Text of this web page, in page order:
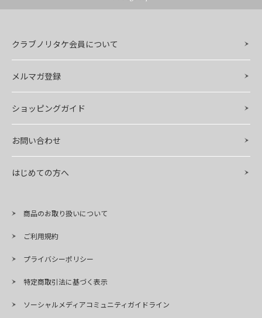
クラブノリタケ会員について
メルマガ登録
ショッピングガイド
お問い合わせ
はじめての方へ
商品のお取り扱いについて
ご利用規約
プライバシーポリシー
特定商取引法に基づく表示
ソーシャルメディアコミュニティガイドライン